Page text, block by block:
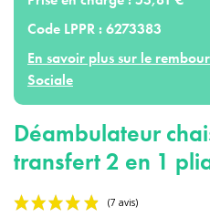
Code LPPR :6273383
En savoir plus sur le
Sociale
Déambulateur
transfert 2 en 1